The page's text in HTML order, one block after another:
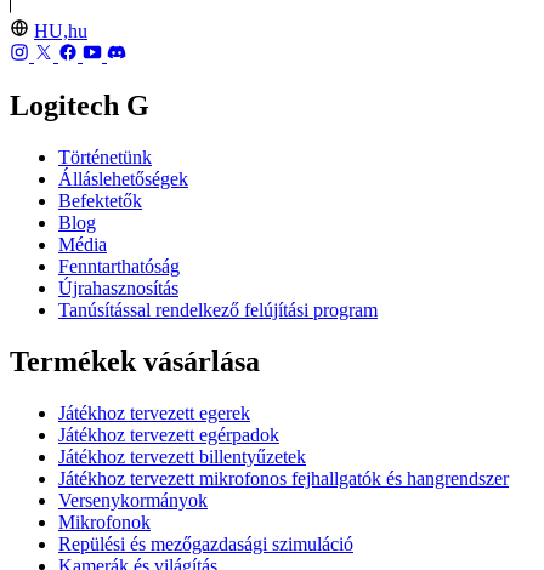
HU,hu
Logitech G
Történetünk
Álláslehetőségek
Befektetők
Blog
Média
Fenntarthatóság
Újrahasznosítás
Tanúsítással rendelkező felújítási program
Termékek vásárlása
Játékhoz tervezett egerek
Játékhoz tervezett egérpadok
Játékhoz tervezett billentyűzetek
Játékhoz tervezett mikrofonos fejhallgatók és hangrendszer
Versenykormányok
Mikrofonok
Repülési és mezőgazdasági szimuláció